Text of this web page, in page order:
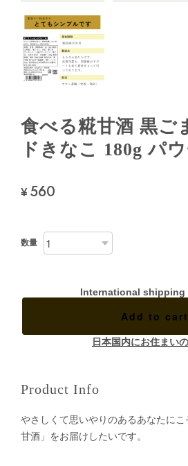
食べる糀甘酒 黒ご
ドきなこ 180g パ
¥560
数量
International shipping
Add to cart
日本国内にお住まい
Product Info
やさしくて思いやりのあるあなたに
甘酒」をお届けしたいです。